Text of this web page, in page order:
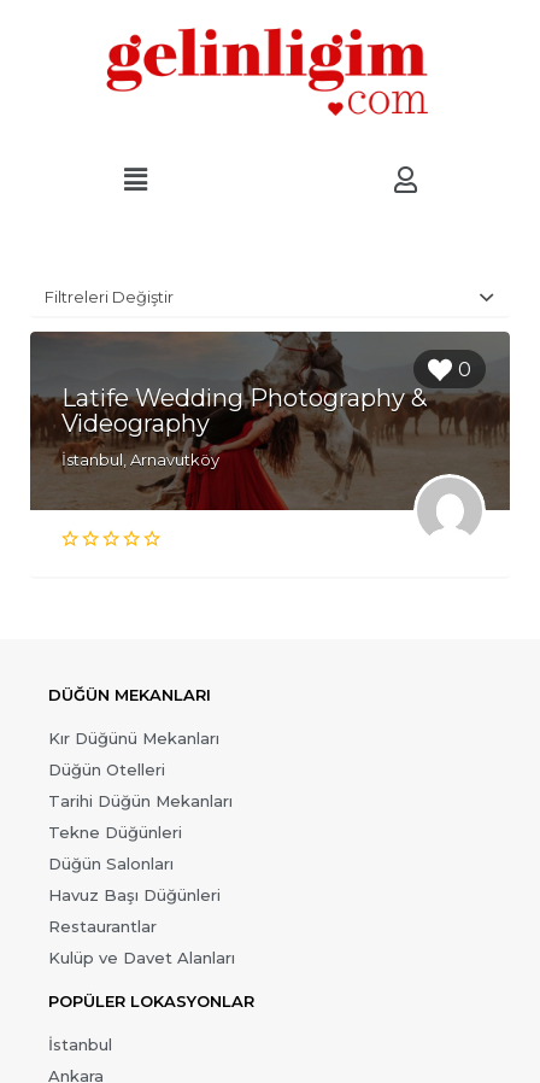
Filtreleri Değiştir
0
Latife Wedding Photography &
Videography
İstanbul, Arnavutköy
DÜĞÜN MEKANLARI
Kır Düğünü Mekanları
Düğün Otelleri
Tarihi Düğün Mekanları
Tekne Düğünleri
Düğün Salonları
Havuz Başı Düğünleri
Restaurantlar
Kulüp ve Davet Alanları
POPÜLER LOKASYONLAR
İstanbul
Ankara